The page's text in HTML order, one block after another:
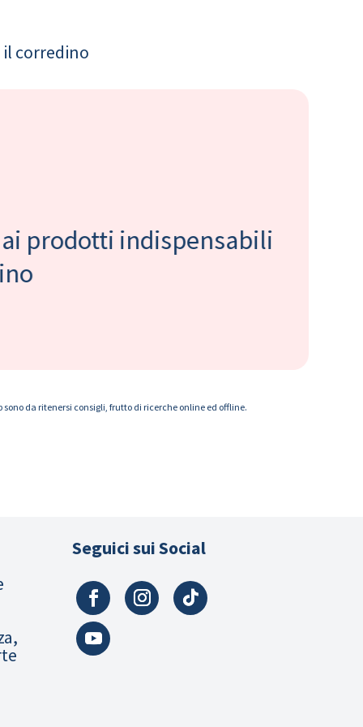
il corredino
prodotti indispensabili
da ritenersi consigli, frutto di ricerche online ed offline.
Seguici sui Social